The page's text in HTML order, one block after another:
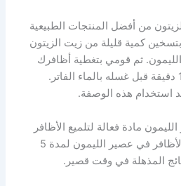
من أفضل المنتجات الطبيعية
كمية قليلة من زيت الزيتون
ثم قومي بتغطية أظافرك
بالخليط واتركيه لمدة 10-15 دقيقة قبل غسله بالماء الفاتر.
استخدام هذه الوصفة.
مادة فعالة لتلميع الأظافر
وتفتيح لونها. قومي بغمس الأظافر في عصير الليمون لمدة 5
المذهلة في وقت قصير.